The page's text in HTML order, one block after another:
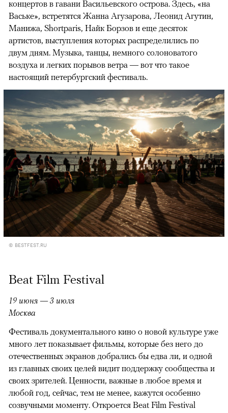
концертов в гавани Васильевского острова. Здесь, «на
Ваське», встретятся Жанна Агузарова, Леонид Агутин,
Манижа, Shortparis, Найк Борзов и еще десяток
артистов, выступления которых распределились по
двум дням. Музыка, танцы, немного солоноватого
воздуха и легких порывов ветра — вот что такое
настоящий петербургский фестиваль.
© BESTFEST.RU
Beat Film Festival
19 июня — 3 июля
Москва
Фестиваль документального кино о новой культуре уже
много лет показывает фильмы, которые без него до
отечественных экранов добрались бы едва ли, и одной
из главных своих целей видит поддержку сообщества и
своих зрителей. Ценности, важные в любое время и
любой год, сейчас, тем не менее, кажутся особенно
созвучными моменту. Откроется Beat Film Festival